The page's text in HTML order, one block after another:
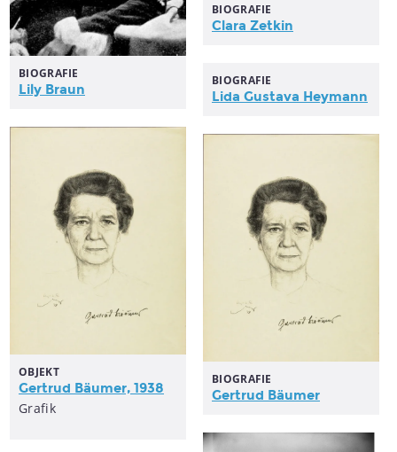
BIOGRAFIE
Clara Zetkin
BIOGRAFIE
Lily Braun
BIOGRAFIE
Lida Gustava Heymann
OBJEKT
Gertrud Bäumer, 1938
Grafik
BIOGRAFIE
Gertrud Bäumer